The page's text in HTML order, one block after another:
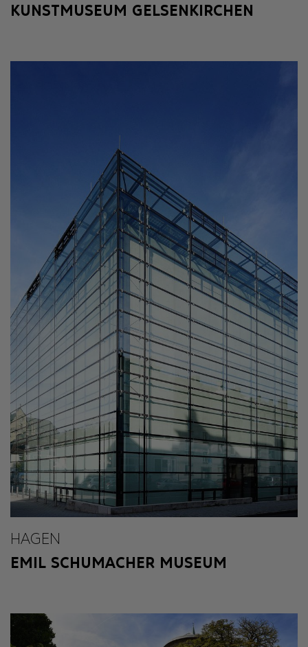
KUNSTMUSEUM GELSENKIRCHEN
HAGEN
EMIL SCHUMACHER MUSEUM